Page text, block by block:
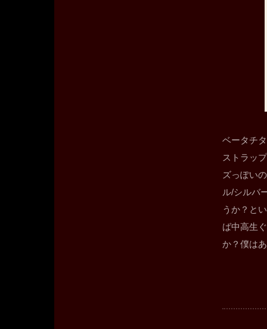
ベータチ
ストラッ
ズっぽい
ル/シルバ
うか？と
ば中高生
か？僕は